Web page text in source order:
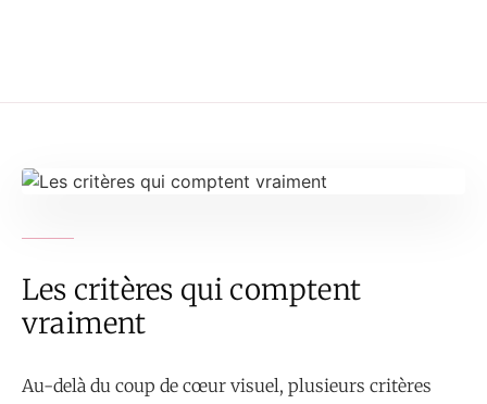
Les critères qui comptent
vraiment
Au-delà du coup de cœur visuel, plusieurs critères